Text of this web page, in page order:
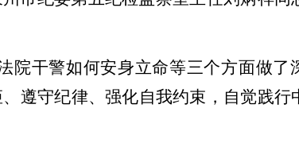
院干警如何安身立命等三个方面做了
遵守纪律、强化自我约束，自觉践行